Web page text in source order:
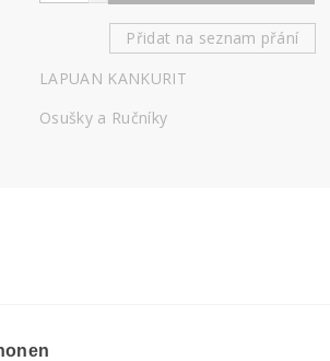
Přidat na seznam přání
LAPUAN KANKURIT
Osušky a Ručníky